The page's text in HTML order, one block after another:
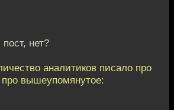
нет?
аналитиков писало про
вышеупомянутое: